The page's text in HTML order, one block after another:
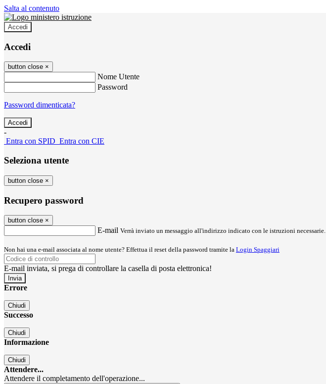
Salta al contenuto
Accedi
Accedi
button close ×
Nome Utente
Password
Password dimenticata?
-
Entra con SPID Entra con CIE
Seleziona utente
button close ×
Recupero password
button close ×
E-mail Verrà inviato un messaggio all'indirizzo indicato con le istruzioni necessarie.
Non hai una e-mail associata al nome utente? Effettua il reset della password tramite la Login Spaggiari
E-mail inviata, si prega di controllare la casella di posta elettronica!
Errore
Chiudi
Successo
Chiudi
Informazione
Chiudi
Attendere...
Attendere il completamento dell'operazione...